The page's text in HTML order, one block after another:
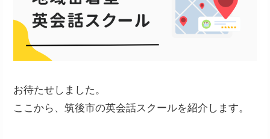
お待たせしました。
ここから、筑後市の英会話スクールを紹介します。